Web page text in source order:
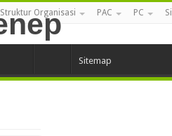
Struktur Organisasi PAC PC
Sitemap